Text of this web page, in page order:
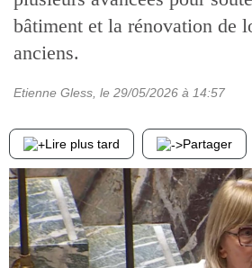
bâtiment et la rénovation de
anciens.
Etienne Gless , le 29/05/2026 à 14:57
Lire plus tard Partager